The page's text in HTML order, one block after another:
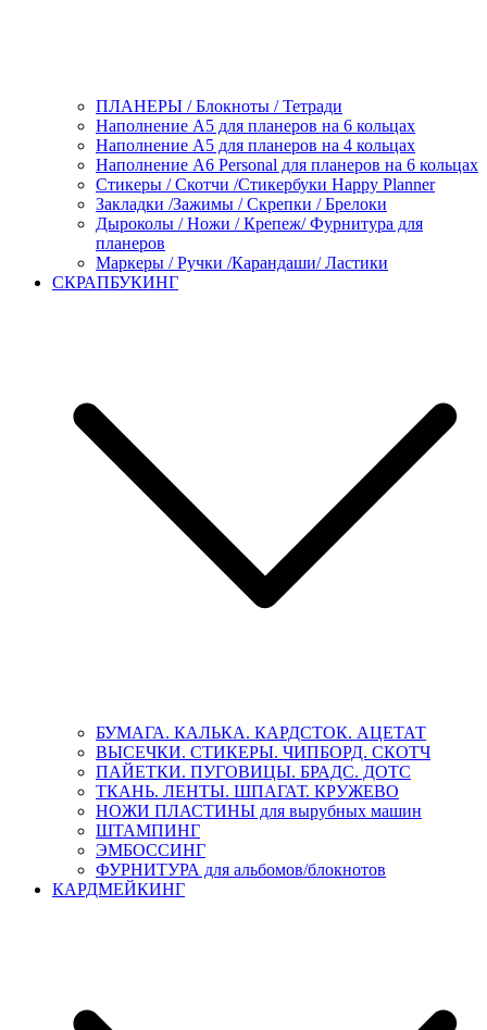
ПЛАНЕРЫ / Блокноты / Тетради
Наполнение А5 для планеров на 6 кольцах
Наполнение А5 для планеров на 4 кольцах
Наполнение А6 Personal для планеров на 6 кольцах
Стикеры / Скотчи /Стикербуки Happy Planner
Закладки /Зажимы / Скрепки / Брелоки
Дыроколы / Ножи / Крепеж/ Фурнитура для
планеров
Маркеры / Ручки /Карандаши/ Ластики
СКРАПБУКИНГ
БУМАГА. КАЛЬКА. КАРДСТОК. АЦЕТАТ
ВЫСЕЧКИ. СТИКЕРЫ. ЧИПБОРД. СКОТЧ
ПАЙЕТКИ. ПУГОВИЦЫ. БРАДС. ДОТС
ТКАНЬ. ЛЕНТЫ. ШПАГАТ. КРУЖЕВО
НОЖИ ПЛАСТИНЫ для вырубных машин
ШТАМПИНГ
ЭМБОССИНГ
ФУРНИТУРА для альбомов/блокнотов
КАРДМЕЙКИНГ